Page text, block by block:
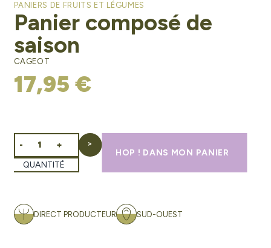
PANIERS DE FRUITS ET LÉGUMES
Panier composé de
saison
CAGEOT
17,95 €
-
+
QUANTITÉ
HOP ! DANS MON PANIER
DIRECT PRODUCTEUR SUD-OUEST